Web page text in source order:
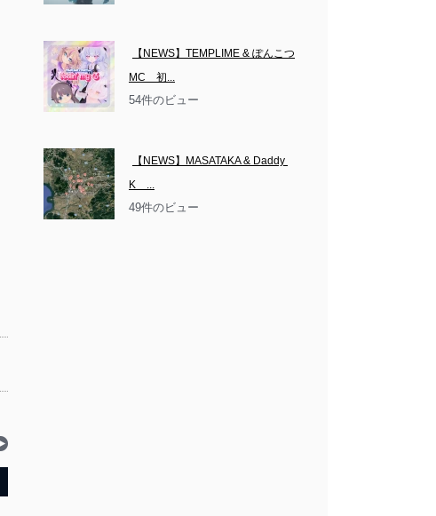
【NEWS】TEMPLIME & ぽんこつ
MC　初...
54件のビュー
【NEWS】MASATAKA & Daddy
K　...
49件のビュー